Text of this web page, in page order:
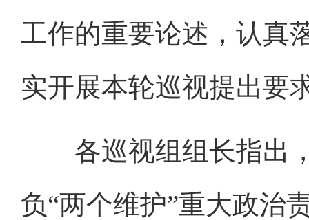
工作的重要论述，认真
实开展本轮巡视提出要
各巡视组组长指出，
负“两个维护”重大政治